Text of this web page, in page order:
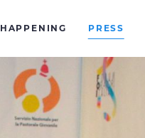
HAPPENING PRESS